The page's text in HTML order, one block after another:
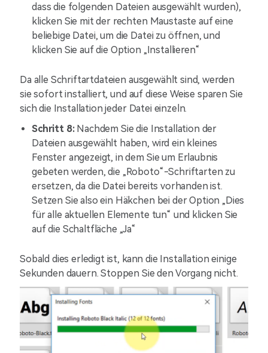
dass die folgenden Dateien ausgewählt wurden),
klicken Sie mit der rechten Maustaste auf eine
beliebige Datei, um die Datei zu öffnen, und
klicken Sie auf die Option „Installieren“
Da alle Schriftartdateien ausgewählt sind, werden
sie sofort installiert, und auf diese Weise sparen Sie
sich die Installation jeder Datei einzeln.
Schritt 8:Nachdem Sie die Installation der
Dateien ausgewählt haben, wird ein kleines
Fenster angezeigt, in dem Sie um Erlaubnis
gebeten werden, die „Roboto“-Schriftarten zu
ersetzen, da die Datei bereits vorhanden ist.
Setzen Sie also ein Häkchen bei der Option „Dies
für alle aktuellen Elemente tun“ und klicken Sie
auf die Schaltfläche „Ja“
Sobald dies erledigt ist, kann die Installation einige
Sekunden dauern. Stoppen Sie den Vorgang nicht.